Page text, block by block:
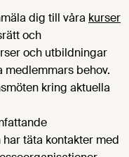
dig till våra kurser
och
och utbildningar
medlemmars behov.
kring aktuella
täta kontakter med